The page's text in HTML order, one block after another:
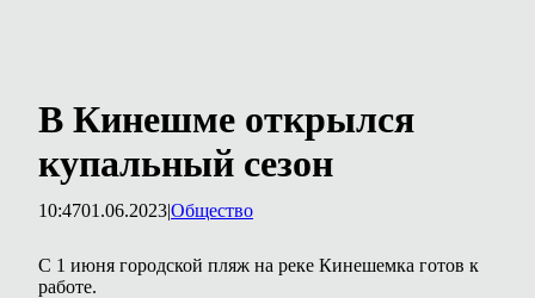
В Кинешме открылся
купальный сезон
10:4701.06.2023|Общество
С 1 июня городской пляж на реке Кинешемка готов к
работе.